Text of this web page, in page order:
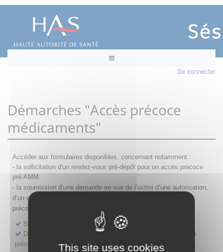
This site uses cookies
Se connecter
Démarches "Accès précoce
médicaments"
Accéder aux formulaires disponibles, concernant notamment :
- la sollicitation d'un rendez-vous pré-dépôt pour un accès précoce
pré-AMM
- la soumission d’une demande en vue de l’octroi d’une autorisation,
d’un renouvellement, d’une modification ou d’un retrait d'accès
précoce
Sollicitation RDV pré-dépôt accès précoce pré-AMM
Déposer une demande ou faire évoluer une décision d'accès
précoce